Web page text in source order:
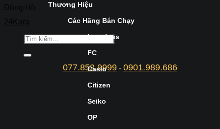
077.852.9999- 0901.989.686
Thương Hiệu
Các Hãng Bán Chạy
Longines
FC
Casio
Citizen
Seiko
OP